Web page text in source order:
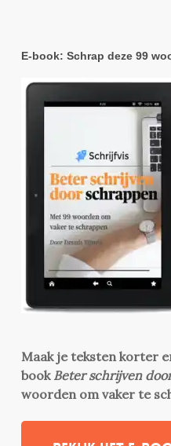
E-book: Schrap deze 99
Maak je teksten korter
book Beter schrijven
woorden om vaker te